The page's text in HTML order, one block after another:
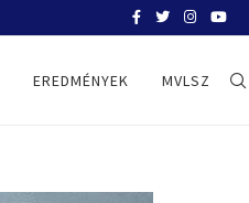
EREDMÉNYEK MVLSZ